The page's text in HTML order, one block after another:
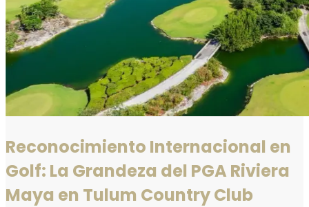
Reconocimiento Internacional en
Golf: La Grandeza del PGA Riviera
Maya en Tulum Country Club